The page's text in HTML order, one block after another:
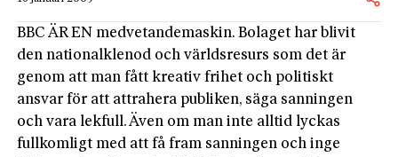
BBC ÄR EN medvetandemaskin. Bolaget har blivit
den nationalklenod och världsresurs som det är
genom att man fått kreativ frihet och politiskt
ansvar för att attrahera publiken, säga sanningen
och vara lekfull. Även om man inte alltid lyckas
fullkomligt med att få fram sanningen och inge